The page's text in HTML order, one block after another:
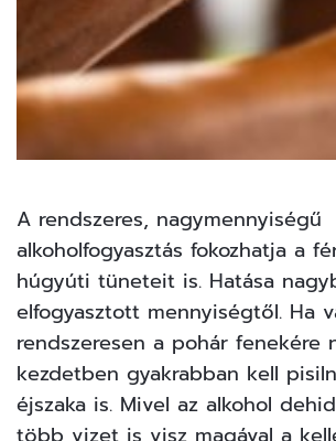
A rendszeres, nagymennyiségű
alkoholfogyasztás fokozhatja a
húgyúti tüneteit is. Hatása
elfogyasztott mennyiségtől. Ha
rendszeresen a pohár fenekére
kezdetben gyakrabban kell
éjszaka is. Mivel az alkohol